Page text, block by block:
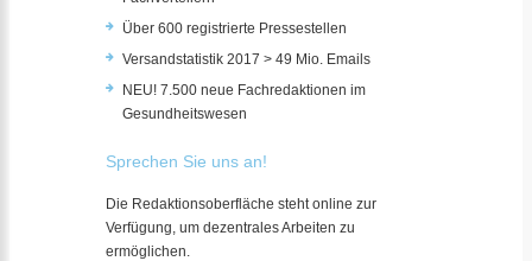
Über 600 registrierte Pressestellen
Versandstatistik 2017 > 49 Mio. Emails
NEU! 7.500 neue Fachredaktionen im
Gesundheitswesen
Sprechen Sie uns an!
Die Redaktionsoberfläche steht online zur
Verfügung, um dezentrales Arbeiten zu
ermöglichen.